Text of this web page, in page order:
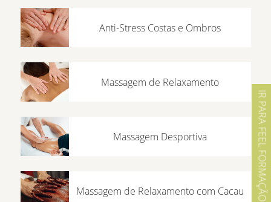
IR PARA FEEL FORMAÇÃO
Anti-Stress Costas e Ombros
Massagem de Relaxamento
Massagem Desportiva
Massagem de Relaxamento com Cacau